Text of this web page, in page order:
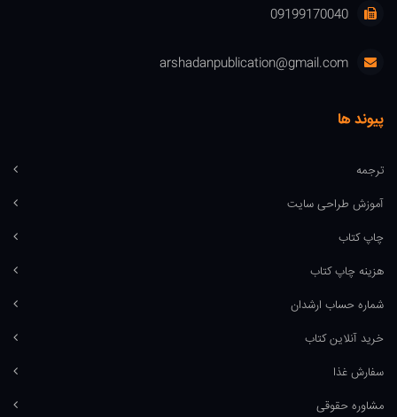
09199170040
arshadanpublication@gmail.com
پیوند ها
ترجمه
آموزش طراحی سایت
چاپ کتاب
هزینه چاپ کتاب
شماره حساب ارشدان
خرید آنلاین کتاب
سفارش غذا
مشاوره حقوقی